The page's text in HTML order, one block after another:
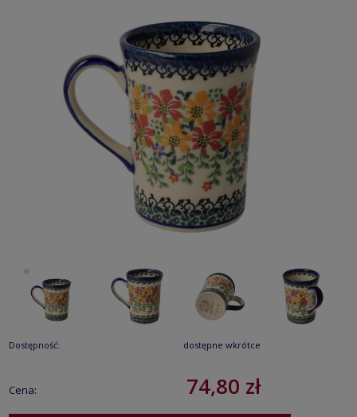
Dostępność: dostępne wkrótce
Cena: 74,80 zł